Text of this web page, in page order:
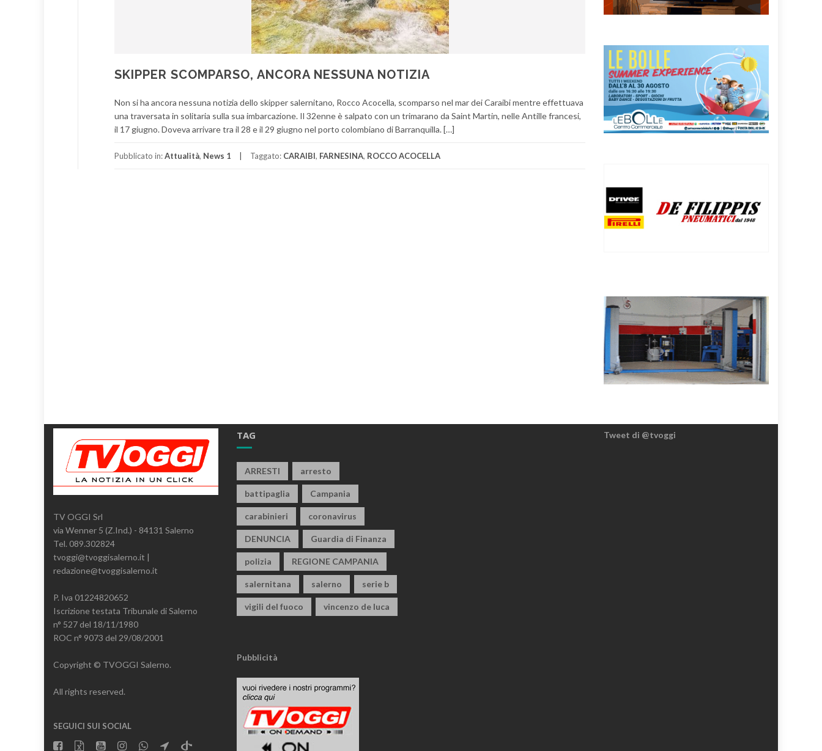
SKIPPER SCOMPARSO, ANCORA NESSUNA NOTIZIA
Non si ha ancora nessuna notizia dello skipper salernitano, Rocco Acocella, scomparso nel mar dei Caraibi mentre effettuava
una traversata in solitaria sulla sua imbarcazione. Il 32enne è salpato con un trimarano da Saint Martin, nelle Antille francesi,
il 17 giugno. Doveva arrivare tra il 28 e il 29 giugno nel porto colombiano di Barranquilla. […]
Pubblicato in:Attualità, News 1 Taggato: CARAIBI, FARNESINA, ROCCO ACOCELLA
TV OGGI Srl
via Wenner 5 (Z.Ind.) - 84131 Salerno
Tel. 089.302824
tvoggi@tvoggisalerno.it |
redazione@tvoggisalerno.it
P. Iva 01224820652
Iscrizione testata Tribunale di Salerno
n° 527 del 18/11/1980
ROC n° 9073 del 29/08/2001
Copyright © TVOGGI Salerno.
All rights reserved.
SEGUICI SUI SOCIAL
TAG
ARRESTI arresto
battipaglia Campania
carabinieri coronavirus
DENUNCIA Guardia di Finanza
polizia REGIONE CAMPANIA
salernitana salerno serie b
vigili del fuoco vincenzo de luca
Pubblicità
Tweet di @tvoggi